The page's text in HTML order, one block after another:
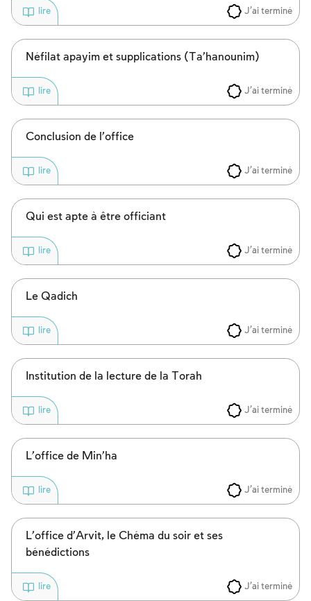
J'ai terminé
lire
Néfilat apayim et supplications (Ta’hanounim)
J'ai terminé
lire
Conclusion de l’office
J'ai terminé
lire
Qui est apte à être officiant
J'ai terminé
lire
Le Qadich
J'ai terminé
lire
Institution de la lecture de la Torah
J'ai terminé
lire
L’office de Min’ha
J'ai terminé
lire
L’office d’Arvit, le Chéma du soir et ses
bénédictions
J'ai terminé
lire
Afin d'enregistrer ce que vous avez étudié,
vous devez vous connectez ou vous
inscrire.